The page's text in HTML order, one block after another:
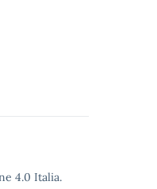
4.0 Italia.